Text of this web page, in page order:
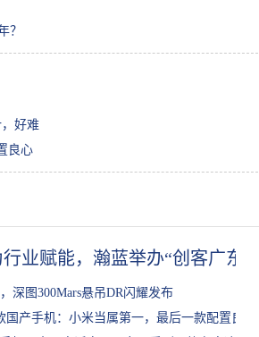
？
好难
良心
业赋能，瀚蓝举办“创客广东”
深图300Mars悬吊DR闪耀发布
国产手机：小米当属第一，最后一款配置良心